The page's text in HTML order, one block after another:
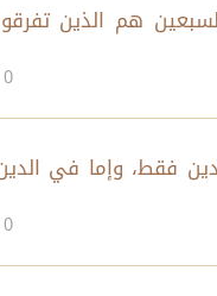
هم الذين
0
فقط، وإما في
0